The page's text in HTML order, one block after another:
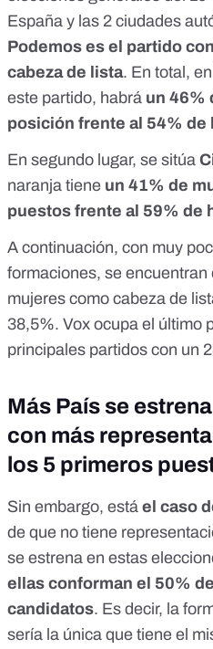
España y las 2 ciudades
Podemos es el partido
cabeza de lista. En total,
este partido, habrá un 46%
posición frente al 54% de
En segundo lugar, se sitúa
naranja tiene un 41% de
puestos frente al 59% de
A continuación, con muy
formaciones, se encuentran
mujeres como cabeza de
38,5%. Vox ocupa el último
principales partidos con un
Más País se
con más
los 5 primeros
Sin embargo, está el caso
de que no tiene
se estrena en estas
ellas conforman el 50%
candidatos. Es decir, la
sería la única que tiene el